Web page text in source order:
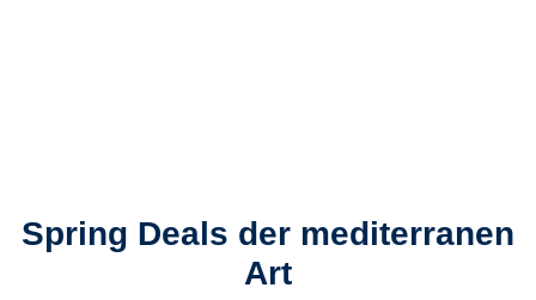
Spring Deals der mediterranen
Art